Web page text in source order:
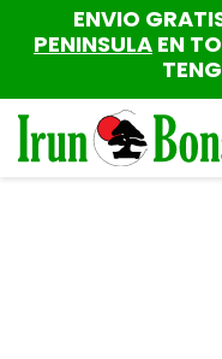
ENVIO
PENINSULA EN